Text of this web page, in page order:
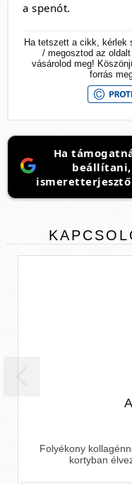
a spenót.
Ha tetszett a cikk, kérlek
/ megosztod az
vásárolod meg!
forrás
Ha
ismeretterjesztő
Folyékony
kortyban